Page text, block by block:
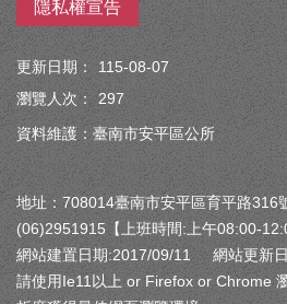
隱私權宣告
更新日期：
115-08-07
瀏覽人次：
297
資料維護：臺南市安平區公所
地址：708014臺南市安平區育平路
(06)2951915【上班時間:上午08:00-
網站建置日期:2017/09/11 網站更新
請使用Ie11以上 or Firefox or Chrome